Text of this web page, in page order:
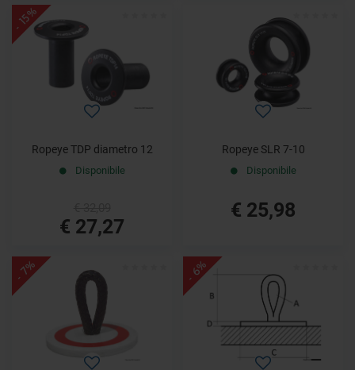
- 15%
Ropeye TDP diametro 12
Disponibile
€ 27,27
Ropeye SLR 7-10
Disponibile
€ 25,98
- 7% - 6%